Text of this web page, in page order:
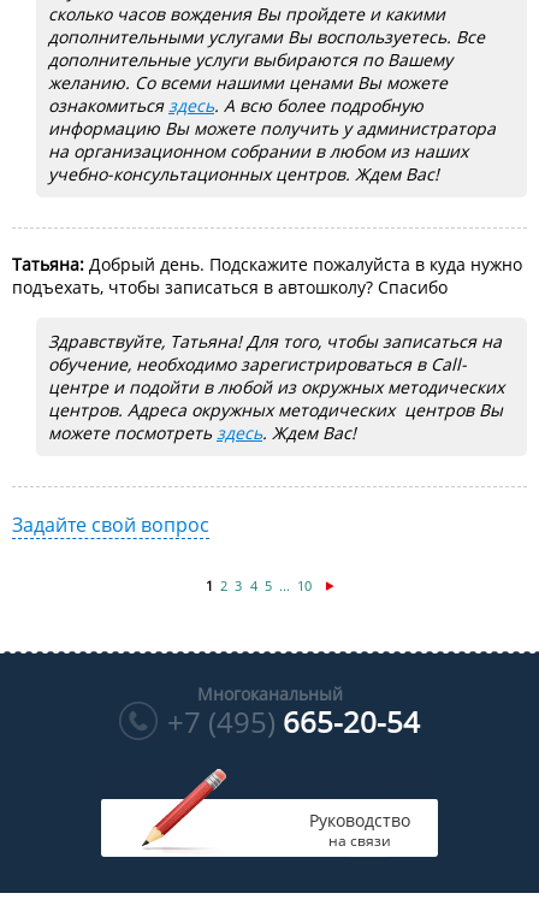
сколько часов вождения Вы пройдете и какими
дополнительными услугами Вы воспользуетесь. Все
дополнительные услуги выбираются по Вашему
желанию. Со всеми нашими ценами Вы можете
ознакомиться здесь. А всю более подробную
информацию Вы можете получить у администратора
на организационном собрании в любом из наших
учебно-консультационных центров. Ждем Вас!
Татьяна: Добрый день. Подскажите пожалуйста в куда нужно
подъехать, чтобы записаться в автошколу? Спасибо
Здравствуйте, Татьяна! Для того, чтобы записаться на
обучение, необходимо зарегистрироваться в Call-
центре и подойти в любой из окружных методических
центров. Адреса окружных методических центров Вы
можете посмотреть здесь. Ждем Вас!
Задайте свой вопрос
1 2 3 4 5 ... 10
Многоканальный
+7 (495) 665-20-54
Руководство
на связи